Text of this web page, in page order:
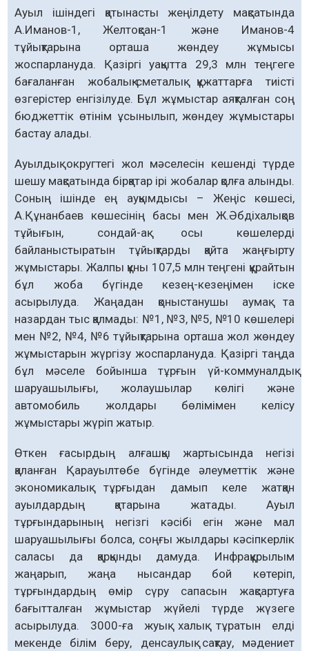
Ауыл ішіндегі қатынасты жеңілдету мақсатында
А.Иманов-1, Желтоқсан-1 және Иманов-4
тұйықтарына орташа жөндеу жұмысы
жоспарлануда. Қазіргі уақытта 29,3 млн теңгеге
бағаланған жобалық-сметалық құжаттарға тиісті
өзгерістер енгізілуде. Бұл жұмыстар аяқталған соң
бюджеттік өтінім ұсынылып, жөндеу жұмыстары
бастау алады.
Ауылдық округтегі жол мәселесін кешенді түрде
шешу мақсатында бірқатар ірі жобалар қолға алынды.
Соның ішінде ең ауқымдысы – Жеңіс көшесі,
А.Құнанбаев көшесінің басы мен Ж.Әбдіхалықов
тұйығын, сондай-ақ осы көшелерді
байланыстыратын тұйықтарды қайта жаңғырту
жұмыстары. Жалпы құны 107,5 млн теңгені құрайтын
бұл жоба бүгінде кезең-кезеңімен іске
асырылуда. Жаңадан қоныстанушы аумақ та
назардан тыс қалмады: №1, №3, №5, №10 көшелері
мен №2, №4, №6 тұйықтарына орташа жол жөндеу
жұмыстарын жүргізу жоспарлануда. Қазіргі таңда
бұл мәселе бойынша тұрғын үй-коммуналдық
шаруашылығы, жолаушылар көлігі және
автомобиль жолдары бөлімімен келісу
жұмыстары жүріп жатыр.
Өткен ғасырдың ал­ғаш­қы жартысында негізі
қаланған Қарауылтөбе бүгінде әлеуметтік және
экономикалық тұрғыдан дамып келе жатқан
ауылдардың қатарына жатады. Ауыл
тұрғындарының негізгі кәсібі егін және мал
шаруашылығы болса, соңғы жылдары кәсіпкерлік
саласы да қарқынды дамуда. Инфрақұрылым
жаңарып, жаңа нысандар бой көтеріп,
тұрғындардың өмір сүру сапасын жақсартуға
бағытталған жұмыстар жүйелі түрде жүзеге
асырылуда. 3000-ға жуық халық тұратын елді
мекенде білім беру, денсаулық сақтау, мәдениет